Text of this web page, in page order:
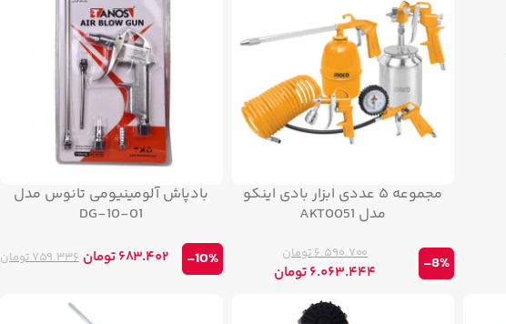
مجموعه ۵ عددی ابزار بادی اینکو
مدل AKT0051
۶.۵۹۰.۷۰۰تومان
۶.۰۶۳.۴۴۴تومان -8%
بادپاش آلومینیومی تانوس مدل
DG-10-01
۷۵۹.۳۳۶تومان ۶۸۳.۴۰۲تومان -10%